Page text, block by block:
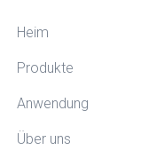
Heim
Produkte
Anwendung
Über uns